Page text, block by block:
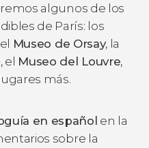
algunos de los
de París: los
Museo de Orsay, la
, el Museo del Louvre,
más.
en español en la
sobre la